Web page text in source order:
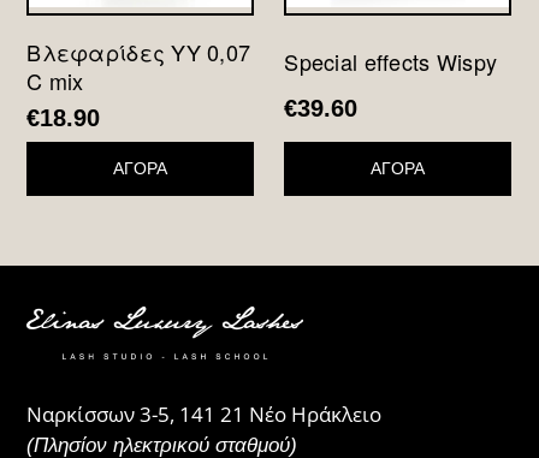
Βλεφαρίδες YY 0,07
C mix
€18.90
ΑΓΟΡΑ
Special effects Wispy
€39.60
ΑΓΟΡΑ
Ναρκίσσων 3-5, 141 21 Νέο Ηράκλειο
(Πλησίον ηλεκτρικού σταθμού)